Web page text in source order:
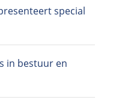
special
in bestuur en